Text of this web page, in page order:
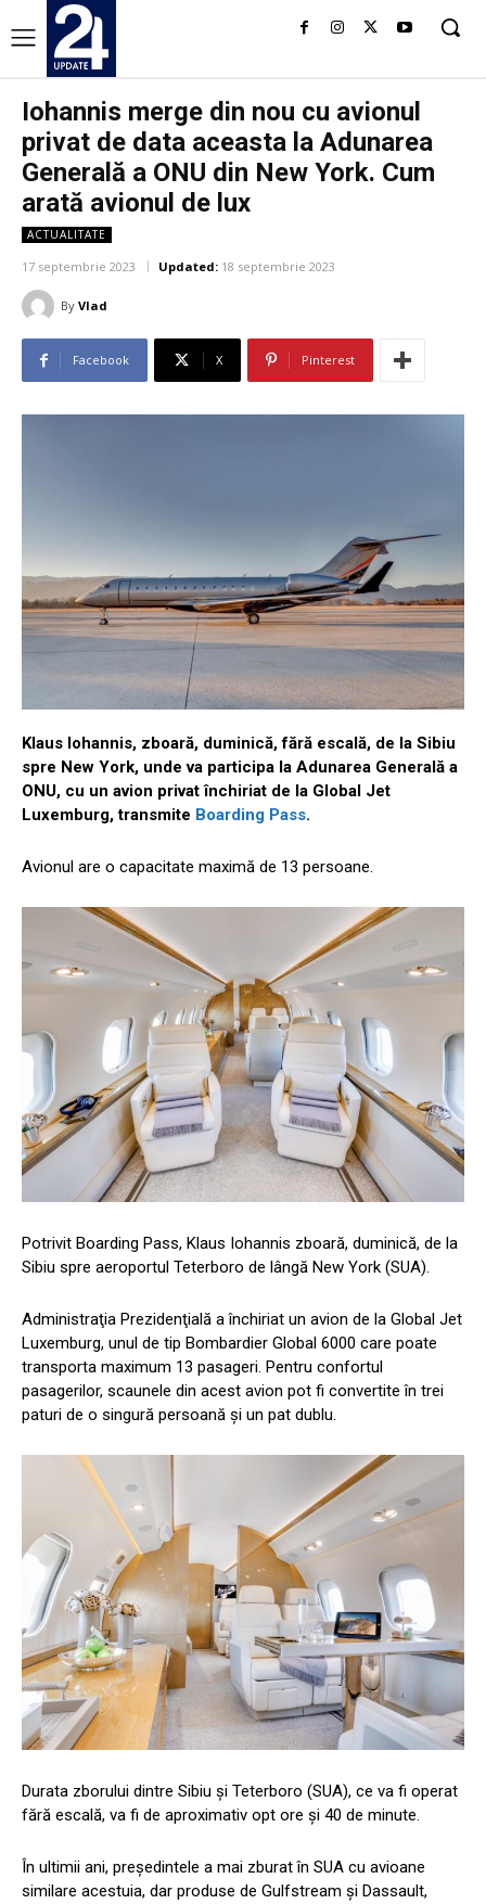
Iohannis merge din nou cu avionul
privat de data aceasta la Adunarea
Generală a ONU din New York. Cum
arată avionul de lux
ACTUALITATE
17 septembrie 2023 Updated: 18 septembrie 2023
By Vlad
Facebook X Pinterest
Klaus Iohannis, zboară, duminică, fără escală, de la Sibiu
spre New York, unde va participa la Adunarea Generală a
ONU, cu un avion privat închiriat de la Global Jet
Luxemburg, transmite Boarding Pass.
Avionul are o capacitate maximă de 13 persoane.
Potrivit Boarding Pass, Klaus Iohannis zboară, duminică, de la
Sibiu spre aeroportul Teterboro de lângă New York (SUA).
Administraţia Prezidenţială a închiriat un avion de la Global Jet
Luxemburg, unul de tip Bombardier Global 6000 care poate
transporta maximum 13 pasageri. Pentru confortul
pasagerilor, scaunele din acest avion pot fi convertite în trei
paturi de o singură persoană şi un pat dublu.
Durata zborului dintre Sibiu şi Teterboro (SUA), ce va fi operat
fără escală, va fi de aproximativ opt ore şi 40 de minute.
În ultimii ani, preşedintele a mai zburat în SUA cu avioane
similare acestuia, dar produse de Gulfstream şi Dassault,